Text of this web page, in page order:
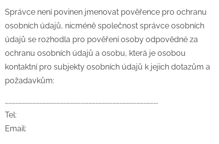
Správce není povinen jmenovat pověřence pro ochranu
osobních údajů, nicméně společnost správce osobních
údajů se rozhodla pro pověření osoby odpovědné za
ochranu osobních údajů a osobu, která je osobou
kontaktní pro subjekty osobních údajů k jejich dotazům a
požadavkům:
………………………………………………………….………………………………………………………….
Tel:
Email: